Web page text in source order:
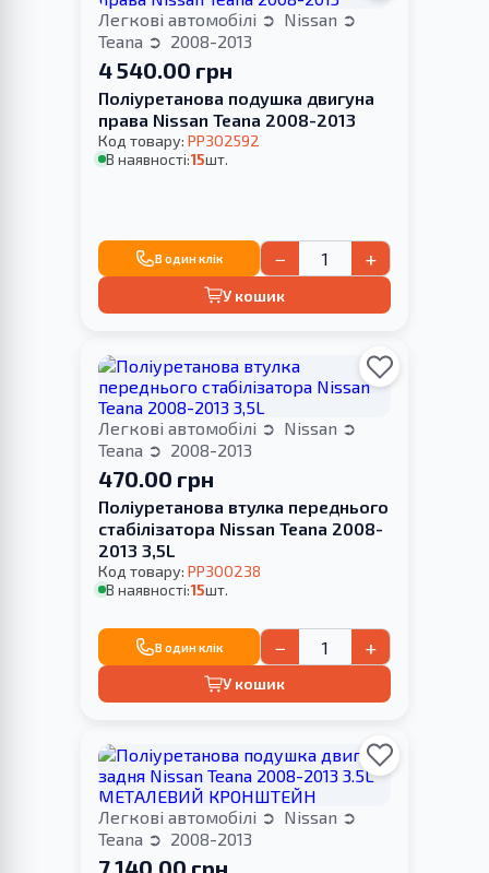
Легкові автомобілі
Nissan
Teana
2008-2013
4 540.00 грн
Поліуретанова подушка двигуна
права Nissan Teana 2008-2013
Код товару: PP302592
В наявності:15шт.
В один клік − +
У кошик
Легкові автомобілі
Nissan
Teana
2008-2013
470.00 грн
Поліуретанова втулка переднього
стабілізатора Nissan Teana 2008-
2013 3,5L
Код товару: PP300238
В наявності:15шт.
В один клік − +
У кошик
Легкові автомобілі
Nissan
Teana
2008-2013
7 140.00 грн